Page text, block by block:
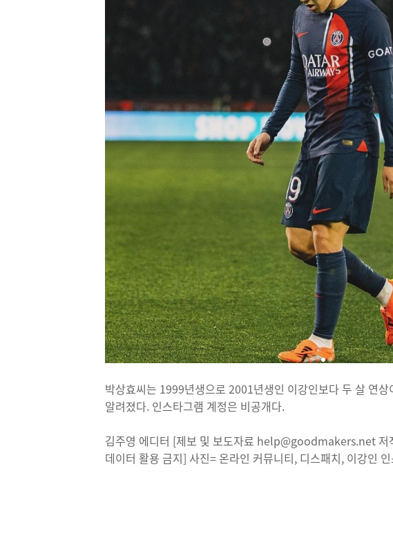
박상효씨는 1999년생으로 2001년생인 이강인보다 두 살 연
알려졌다. 인스타그램 계정은 비공개다.
김주영 에디터 [제보 및 보도자료 help@goodmakers.net 저
데이터 활용 금지] 사진= 온라인 커뮤니티, 디스패치, 이강인